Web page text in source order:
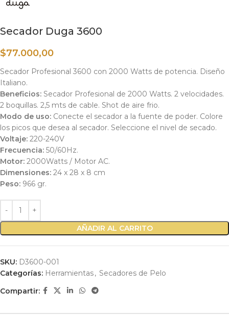
Secador Duga 3600
$77.000,00
Secador Profesional 3600 con 2000 Watts de potencia. Diseño
Italiano.
Beneficios: Secador Profesional de 2000 Watts. 2 velocidades.
2 boquillas. 2,5 mts de cable. Shot de aire frio.
Modo de uso: Conecte el secador a la fuente de poder. Colore
los picos que desea al secador. Seleccione el nivel de secado.
Voltaje: 220-240V
Frecuencia: 50/60Hz.
Motor: 2000Watts / Motor AC.
Dimensiones: 24 x 28 x 8 cm
Peso: 966 gr.
AÑADIR AL CARRITO
SKU: D3600-001
Categorías: Herramientas, Secadores de Pelo
Compartir: